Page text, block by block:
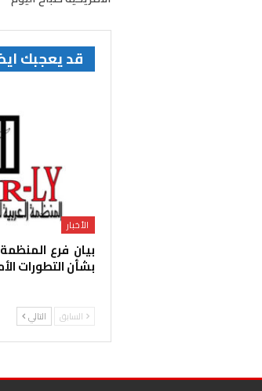
قد يعجبك
الأخبار
بيان فرع
بشأن التطورات
السابق التالي